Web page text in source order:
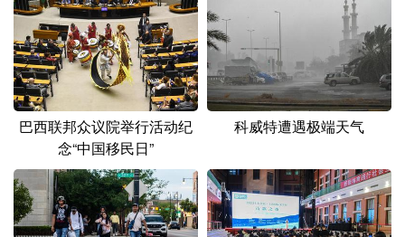
Русский язык 日本語 한국어
Deutsch Português
巴西联邦众议院举行活动纪
念“中国移民日”
科威特遭遇极端天气